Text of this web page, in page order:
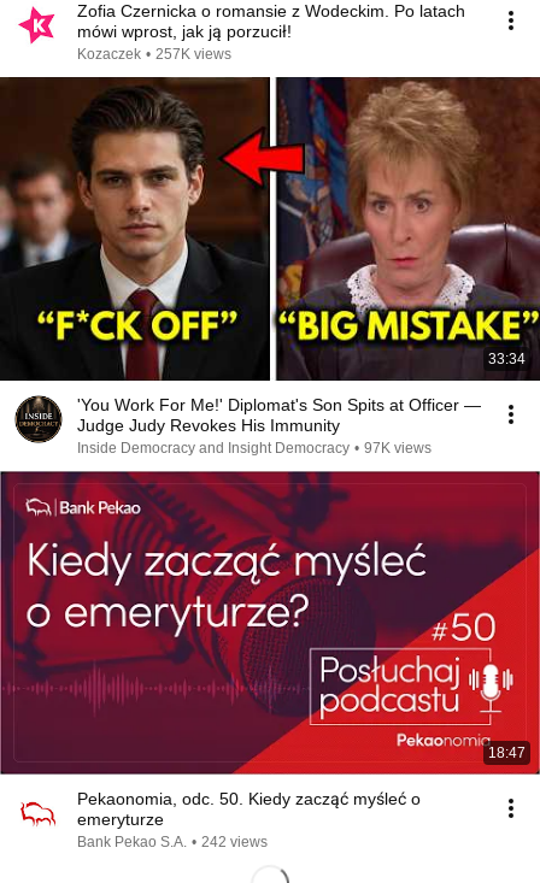
Zofia Czernicka o romansie z Wodeckim. Po latach
mówi wprost, jak ją porzucił!
Kozaczek • 257K views
33:34
'You Work For Me!' Diplomat's Son Spits at Officer —
Judge Judy Revokes His Immunity
Inside Democracy and Insight Democracy • 97K views
18:47
Pekaonomia, odc. 50. Kiedy zacząć myśleć o
emeryturze
Bank Pekao S.A. • 242 views